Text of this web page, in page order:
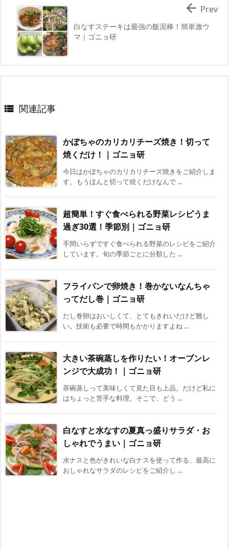
白なすステーキは最強の飯泥棒！簡単激ウ
マ｜ゴニョ研
 Prev
 関連記事
かぼちゃのカリカリチーズ焼き！切って
焼くだけ！｜ゴニョ研
今日はかぼちゃのカリカリチーズ焼きをご紹介しま
す。もうほんと切って焼くだけなんで ...
超簡単！すぐ食べられる野菜レシピうま
過ぎ30選！季節別｜ゴニョ研
手間いらずですぐ食べられる野菜のレシピをご紹介
しています。旬の季節ごとに分類した ...
フライパンで卵焼き！巻かないなんちゃ
ってだし巻｜ゴニョ研
だし巻卵はおいしくて、とてもきれいだけど難し
い。技術も必要で時間もかかりますよね ...
大きい茶碗蒸しを作りたい！オーブンレ
ンジで大成功！｜ゴニョ研
茶碗蒸しって美味しくて見た目も上品。だけど私に
はちょっと苦手な料理。そこで、どう ...
白なすと水なすの夏真っ盛りサラダ・お
しゃれでうまい｜ゴニョ研
水ナスと色がきれいな白ナスを使って作る、最高に
おしゃれなサラダのレシピをご紹介し ...